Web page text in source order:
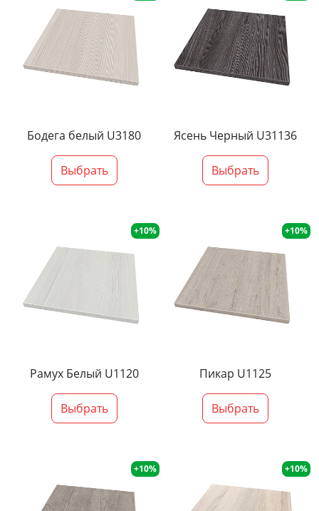
Бодега белый U3180
Выбрать
Ясень Черный U31136
Выбрать
+10%
Рамух Белый U1120
Выбрать
+10%
Пикар U1125
Выбрать
+10% +10%